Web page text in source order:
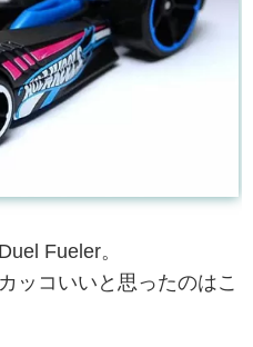
Fueler。
ッコいいと思ったのはこ